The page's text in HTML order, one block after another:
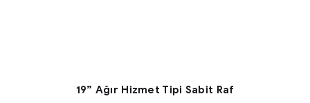
19” Ağır Hizmet Tipi Sabit Raf